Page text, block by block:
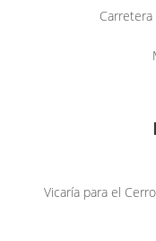
Carretera
Vicaría para el